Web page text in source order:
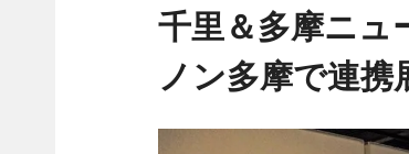
千里＆多摩ニ
ノン多摩で連携